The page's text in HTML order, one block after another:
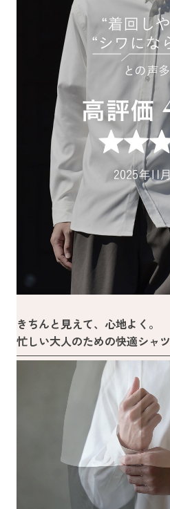
きちんと見えて、心地よく。
忙しい大人のための快適シャツ